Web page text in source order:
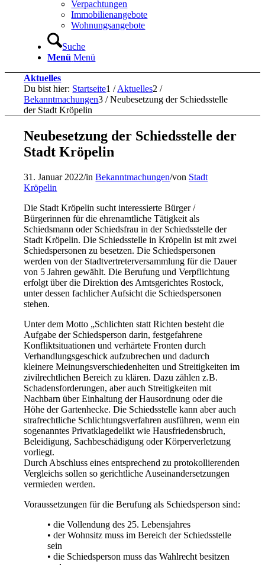
Verpachtungen
Immobilienangebote
Wohnungsangebote
Suche
Menü Menü
Aktuelles
Du bist hier: Startseite1 / Aktuelles2 /
Bekanntmachungen3 / Neubesetzung der Schiedsstelle
der Stadt Kröpelin
Neubesetzung der Schiedsstelle der
Stadt Kröpelin
31. Januar 2022/inBekanntmachungen/von Stadt
Kröpelin
Die Stadt Kröpelin sucht interessierte Bürger /
Bürgerinnen für die ehrenamtliche Tätigkeit als
Schiedsmann oder Schiedsfrau in der Schiedsstelle der
Stadt Kröpelin. Die Schiedsstelle in Kröpelin ist mit zwei
Schiedspersonen zu besetzen. Die Schiedspersonen
werden von der Stadtvertreterversammlung für die Dauer
von 5 Jahren gewählt. Die Berufung und Verpflichtung
erfolgt über die Direktion des Amtsgerichtes Rostock,
unter dessen fachlicher Aufsicht die Schiedspersonen
stehen.
Unter dem Motto „Schlichten statt Richten besteht die
Aufgabe der Schiedsperson darin, festgefahrene
Konfliktsituationen und verhärtete Fronten durch
Verhandlungsgeschick aufzubrechen und dadurch
kleinere Meinungsverschiedenheiten und Streitigkeiten im
zivilrechtlichen Bereich zu klären. Dazu zählen z.B.
Schadensforderungen, aber auch Streitigkeiten mit
Nachbarn über Einhaltung der Hausordnung oder die
Höhe der Gartenhecke. Die Schiedsstelle kann aber auch
strafrechtliche Schlichtungsverfahren ausführen, wenn ein
sogenanntes Privatklagedelikt wie Hausfriedensbruch,
Beleidigung, Sachbeschädigung oder Körperverletzung
vorliegt.
Durch Abschluss eines entsprechend zu protokollierenden
Vergleichs sollen so gerichtliche Auseinandersetzungen
vermieden werden.
Voraussetzungen für die Berufung als Schiedsperson sind:
• die Vollendung des 25. Lebensjahres
• der Wohnsitz muss im Bereich der Schiedsstelle
sein
• die Schiedsperson muss das Wahlrecht besitzen